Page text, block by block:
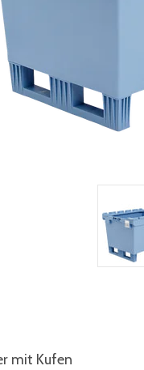
mit Kufen